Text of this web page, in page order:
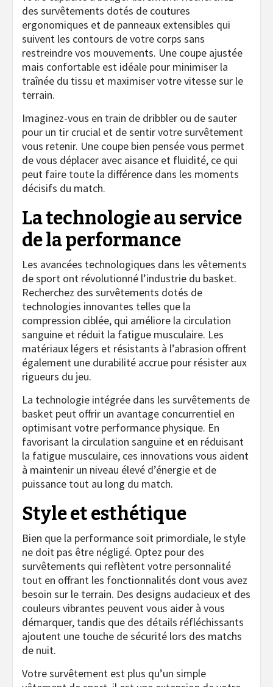
des survêtements dotés de coutures
ergonomiques et de panneaux extensibles qui
suivent les contours de votre corps sans
restreindre vos mouvements. Une coupe ajustée
mais confortable est idéale pour minimiser la
traînée du tissu et maximiser votre vitesse sur le
terrain.
Imaginez-vous en train de dribbler ou de sauter
pour un tir crucial et de sentir votre survêtement
vous retenir. Une coupe bien pensée vous permet
de vous déplacer avec aisance et fluidité, ce qui
peut faire toute la différence dans les moments
décisifs du match.
La technologie au service
de la performance
Les avancées technologiques dans les vêtements
de sport ont révolutionné l’industrie du basket.
Recherchez des survêtements dotés de
technologies innovantes telles que la
compression ciblée, qui améliore la circulation
sanguine et réduit la fatigue musculaire. Les
matériaux légers et résistants à l’abrasion offrent
également une durabilité accrue pour résister aux
rigueurs du jeu.
La technologie intégrée dans les survêtements de
basket peut offrir un avantage concurrentiel en
optimisant votre performance physique. En
favorisant la circulation sanguine et en réduisant
la fatigue musculaire, ces innovations vous aident
à maintenir un niveau élevé d’énergie et de
puissance tout au long du match.
Style et esthétique
Bien que la performance soit primordiale, le style
ne doit pas être négligé. Optez pour des
survêtements qui reflètent votre personnalité
tout en offrant les fonctionnalités dont vous avez
besoin sur le terrain. Des designs audacieux et des
couleurs vibrantes peuvent vous aider à vous
démarquer, tandis que des détails réfléchissants
ajoutent une touche de sécurité lors des matchs
de nuit.
Votre survêtement est plus qu’un simple